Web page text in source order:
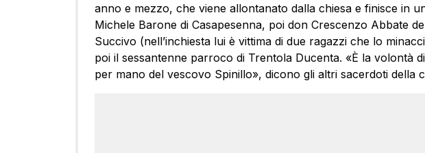
anno e mezzo, che viene allontanato dalla chiesa e finisce in
Michele Barone di Casapesenna, poi don Crescenzo Abbate
Succivo (nell’inchiesta lui è vittima di due ragazzi che lo
poi il sessantenne parroco di Trentola Ducenta. «È la volontà
per mano del vescovo Spinillo», dicono gli altri sacerdoti della